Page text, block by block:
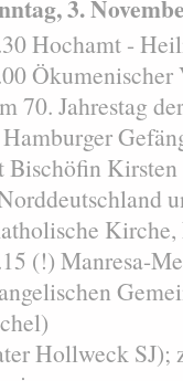
3.
Hochamt -
70. Jahrestag
Bischöfin Kirsten
(!) Manresa-
Hollweck SJ);